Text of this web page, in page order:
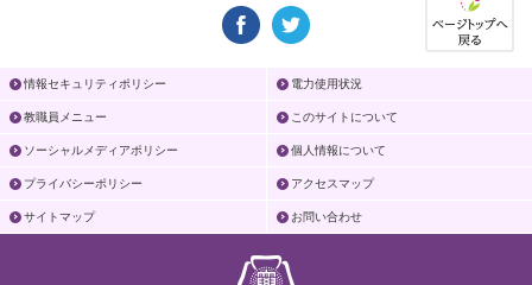
情報セキュリティポリシー 電力使用状況
教職員メニュー このサイトについて
ソーシャルメディアポリシー 個人情報について
プライバシーポリシー アクセスマップ
サイトマップ お問い合わせ